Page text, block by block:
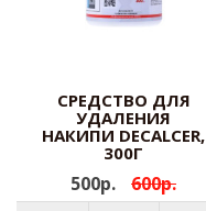
СРЕДСТВО ДЛЯ
УДАЛЕНИЯ
НАКИПИ DECALCER,
300Г
500р. 600р.